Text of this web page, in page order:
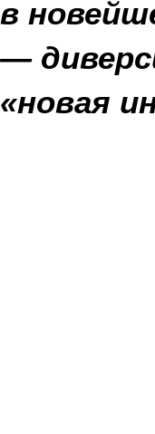
в
—
«новая